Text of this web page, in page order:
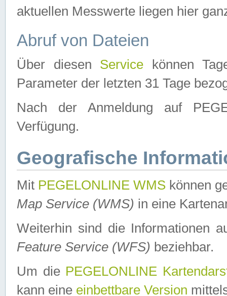
aktuellen Messwerte liegen hier
Abruf von Dateien
Über diesen Service können
Parameter der letzten 31 Tage
Nach der Anmeldung auf
Verfügung.
Geografische
Mit PEGELONLINE WMS können
Map Service (WMS) in eine
Weiterhin sind die Informationen
Feature Service (WFS) beziehbar.
Um die PEGELONLINE
kann eine einbettbare Version